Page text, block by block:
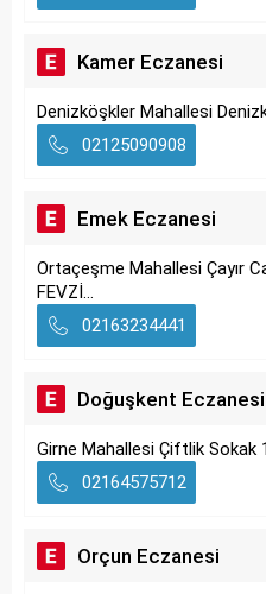
Kamer Eczanesi
Denizköşkler Mahallesi
02125090908
Emek Eczanesi
Ortaçeşme Mahallesi Çayır
FEVZİ...
02163234441
Doğuşkent Eczanesi
Girne Mahallesi Çiftlik Sokak
02164575712
Orçun Eczanesi